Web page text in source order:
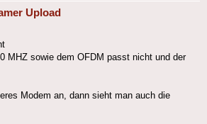
Upload
MHZ sowie dem OFDM passt nicht und der
Modem an, dann sieht man auch die